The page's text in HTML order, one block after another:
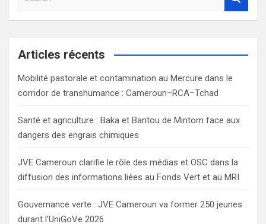
a
c
Articles récents
Mobilité pastorale et contamination au Mercure dans le
corridor de transhumance : Cameroun–RCA–Tchad
Santé et agriculture : Baka et Bantou de Mintom face aux
dangers des engrais chimiques
JVE Cameroun clarifie le rôle des médias et OSC dans la
diffusion des informations liées au Fonds Vert et au MRI
Gouvernance verte : JVE Cameroun va former 250 jeunes
durant l’UniGoVe 2026